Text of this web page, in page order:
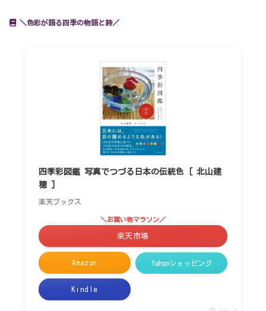
＼色彩が語る四季の物語と詩／
四季彩図鑑 写真でつづる日本の伝統色 [ 北山建
穂 ]
楽天ブックス
Amazon
＼お買い物マラソン／
楽天市場
Yahooショッピング
Kindle